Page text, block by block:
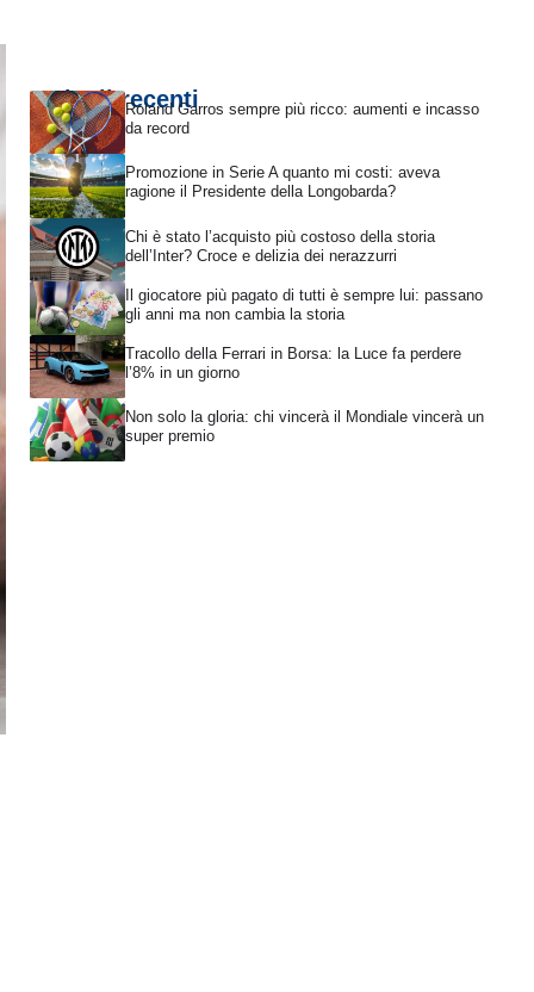
Articoli recentiRoland Garros sempre più ricco: aumenti e incasso
da record
Promozione in Serie A quanto mi costi: aveva
ragione il Presidente della Longobarda?
Chi è stato l’acquisto più costoso della storia
dell’Inter? Croce e delizia dei nerazzurri
Il giocatore più pagato di tutti è sempre lui: passano
gli anni ma non cambia la storia
Tracollo della Ferrari in Borsa: la Luce fa perdere
l’8% in un giorno
Non solo la gloria: chi vincerà il Mondiale vincerà un
super premio